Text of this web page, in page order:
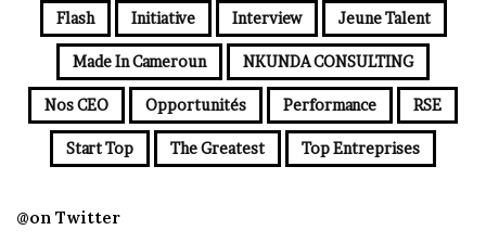
Flash Initiative Interview Jeune Talent
Made In Cameroun NKUNDA CONSULTING
Nos CEO Opportunités Performance RSE
Start Top The Greatest Top Entreprises
@on Twitter